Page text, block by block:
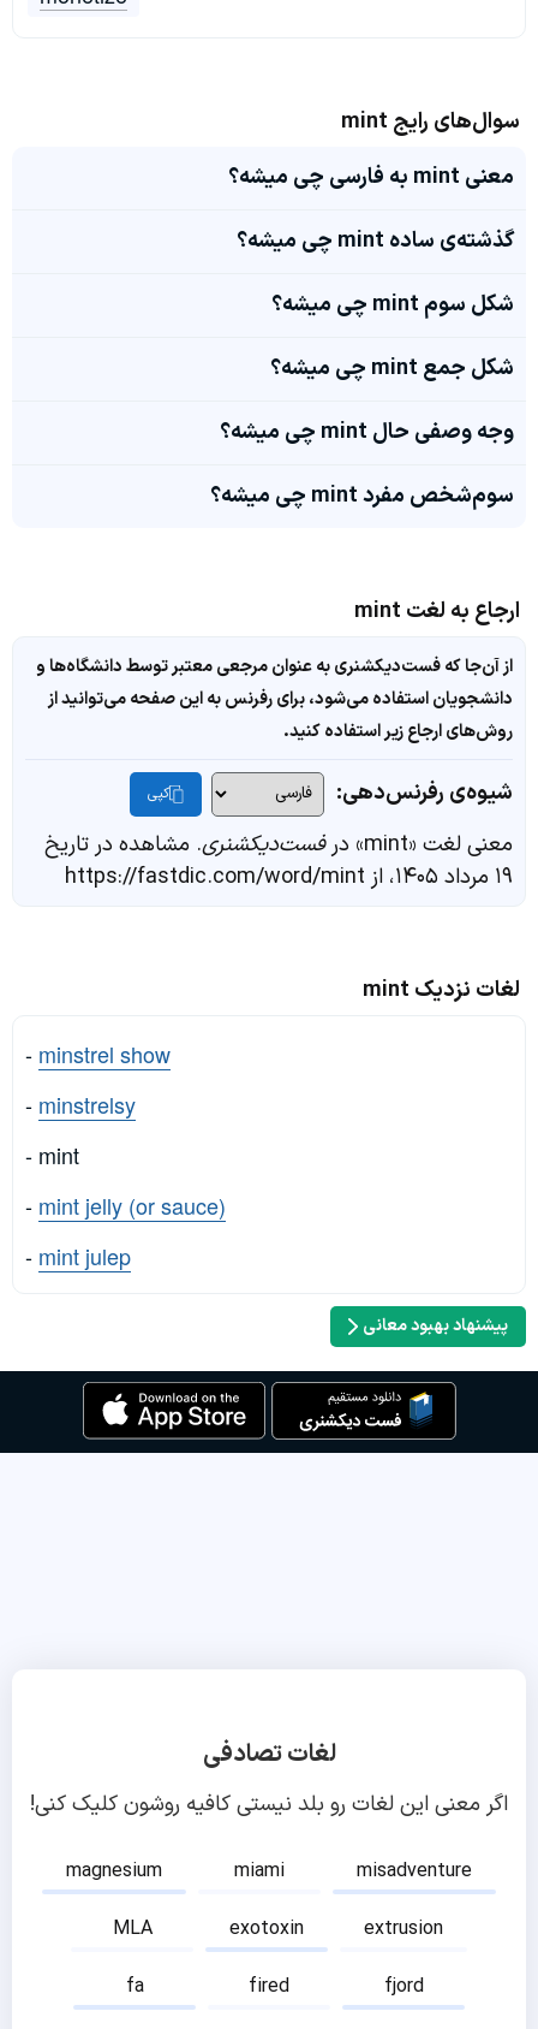
سوال‌های رایج mint
معنی mint به فارسی چی میشه؟
گذشته‌ی ساده mint چی میشه؟
شکل سوم mint چی میشه؟
شکل جمع mint چی میشه؟
وجه وصفی حال mint چی میشه؟
سوم‌شخص مفرد mint چی میشه؟
ارجاع به لغت mint
از آن‌جا که فست‌دیکشنری به عنوان مرجعی معتبر توسط دانشگاه‌ها و
دانشجویان استفاده می‌شود، برای رفرنس به این صفحه می‌توانید از
روش‌های ارجاع زیر استفاده کنید.
شیوه‌ی رفرنس‌دهی: کپی
معنی لغت «mint» در فست‌دیکشنری. مشاهده در تاریخ
۱۹ مرداد ۱۴۰۵، از https://fastdic.com/word/mint
لغات نزدیک mint
- minstrel show
- minstrelsy
- mint
- mint jelly (or sauce)
- mint julep
پیشنهاد بهبود معانی
لغات تصادفی
اگر معنی این لغات رو بلد نیستی کافیه روشون کلیک کنی!
magnesium miami
misadventure
MLA
exotoxin
extrusion
fa
fired
fjord